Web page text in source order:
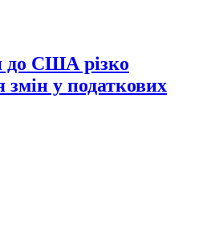
до США різко
змін у податкових